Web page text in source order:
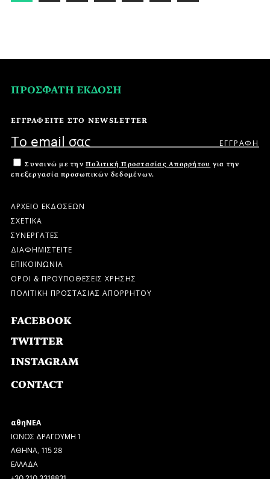
ΠΡΟΣΦΑΤΗ ΕΚΔΟΣΗ
ΕΓΓΡΑΦΕΙΤΕ ΣΤΟ NEWSLETTER
Συναινώ με την Πολιτική Προστασίας Απορρήτου για την
επεξεργασία προσωπικών δεδομένων.
ΑΡΧΕΙΟ ΕΚΔΟΣΕΩΝ
ΣΧΕΤΙΚΑ
ΣΥΝΕΡΓΑΤΕΣ
ΔΙΑΦΗΜΙΣΤΕΙΤΕ
ΕΠΙΚΟΙΝΩΝΙΑ
ΟΡΟΙ & ΠΡΟΫΠΟΘΕΣΕΙΣ ΧΡΗΣΗΣ
ΠΟΛΙΤΙΚΗ ΠΡΟΣΤΑΣΙΑΣ ΑΠΟΡΡΗΤΟΥ
FACEBOOK
TWITTER
INSTAGRAM
CONTACT
αθηΝΕΑ
ΙΩΝΟΣ ΔΡΑΓΟΥΜΗ 1
ΑΘΗΝΑ, 115 28
ΕΛΛΑΔΑ